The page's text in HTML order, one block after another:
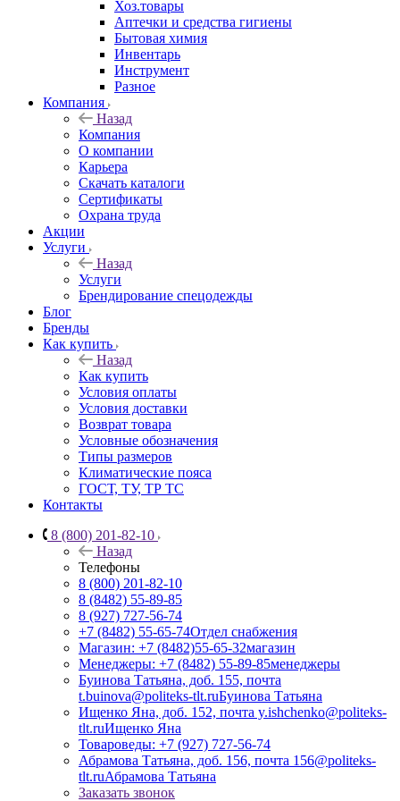
Хоз.товары
Аптечки и средства гигиены
Бытовая химия
Инвентарь
Инструмент
Разное
Компания
Назад
Компания
О компании
Карьера
Cкачать каталоги
Сертификаты
Охрана труда
Акции
Услуги
Назад
Услуги
Брендирование спецодежды
Блог
Бренды
Как купить
Назад
Как купить
Условия оплаты
Условия доставки
Возврат товара
Условные обозначения
Типы размеров
Климатические пояса
ГОСТ, ТУ, ТР ТС
Контакты
8 (800) 201-82-10
Назад
Телефоны
8 (800) 201-82-10
8 (8482) 55-89-85
8 (927) 727-56-74
+7 (8482) 55-65-74Отдел снабжения
Магазин: +7 (8482)55-65-32магазин
Менеджеры: +7 (8482) 55-89-85менеджеры
Буинова Татьяна, доб. 155, почта
t.buinova@politeks-tlt.ruБуинова Татьяна
Ищенко Яна, доб. 152, почта y.ishchenko@politeks-
tlt.ruИщенко Яна
Товароведы: +7 (927) 727-56-74
Абрамова Татьяна, доб. 156, почта 156@politeks-
tlt.ruАбрамова Татьяна
Заказать звонок